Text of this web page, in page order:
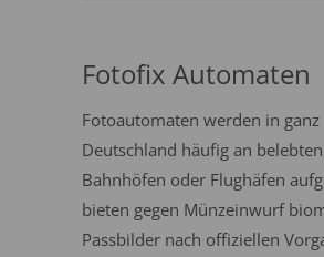
Fotofix Automaten
Fotoautomaten werden in ganz
Deutschland häufig an
Bahnhöfen oder Flughäfen
bieten gegen Münzeinwurf
Passbilder nach offiziellen